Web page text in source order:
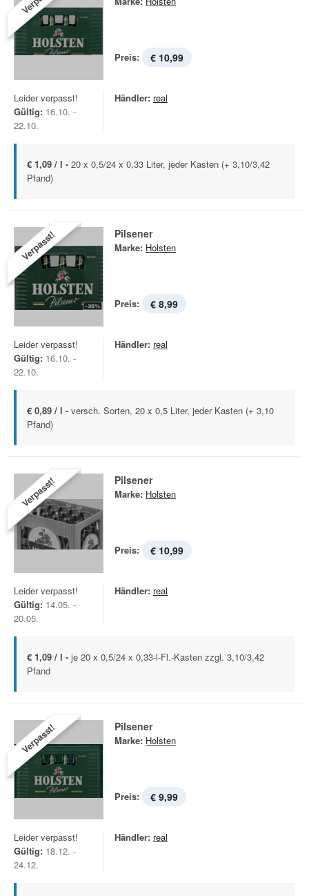
Preis: € 10,99
Leider verpasst!
Gültig: 16.10. -
22.10.
Händler: real
€ 1,09 / l - 20 x 0,5/24 x 0,33 Liter, jeder Kasten (+ 3,10/3,42
Pfand)
Verpasst! Pilsener
Marke: Holsten
Preis: € 8,99
Leider verpasst!
Gültig: 16.10. -
22.10.
Händler: real
€ 0,89 / l - versch. Sorten, 20 x 0,5 Liter, jeder Kasten (+ 3,10
Pfand)
Verpasst! Pilsener
Marke: Holsten
Preis: € 10,99
Leider verpasst!
Gültig: 14.05. -
20.05.
Händler: real
€ 1,09 / l - je 20 x 0,5/24 x 0,33-l-Fl.-Kasten zzgl. 3,10/3,42
Pfand
Verpasst! Pilsener
Marke: Holsten
Preis: € 9,99
Leider verpasst!
Gültig: 18.12. -
24.12.
Händler: real